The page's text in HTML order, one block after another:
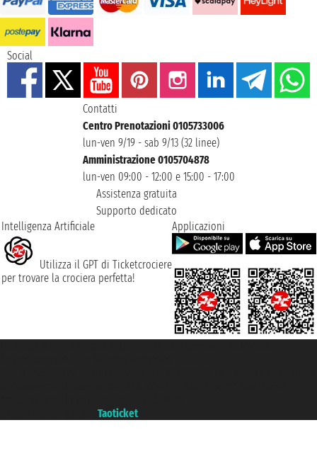
Social
Contatti
Centro Prenotazioni 0105733006
lun-ven 9/19 - sab 9/13 (32 linee)
Amministrazione 0105704878
lun-ven 09:00 - 12:00 e 15:00 - 17:00
Assistenza gratuita
Supporto dedicato
Intelligenza Artificiale
Utilizza il GPT di Ticketcrociere
per trovare la crociera perfetta!
Applicazioni
Taoticket